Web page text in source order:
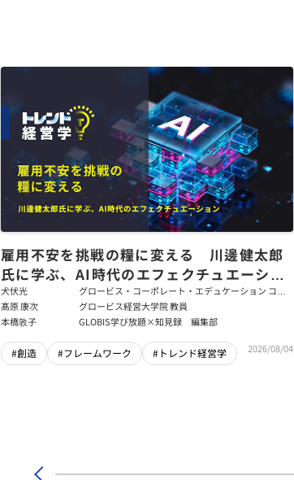
雇用不安を挑戦の糧に変える 川邊健太郎
氏に学ぶ、AI時代のエフェクチュエーショ
ン
犬伏光
グロービス・コーポレート・エデュケーション コー
ポレート・ソリューション・チーム コンサルタント
髙原 康次
グロービス経営大学院 教員
本橋敦子
GLOBIS学び放題×知見録 編集部
#創造 #フレームワーク #トレンド経営学 2026/08/04